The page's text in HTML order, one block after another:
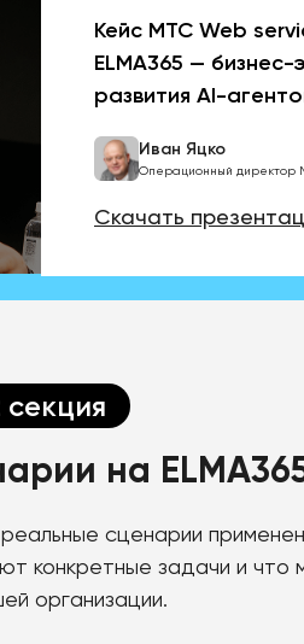
Кейс MТС Web
ELMA365 —
развития AI-
Иван Яцко
Операционный директор
Скачать
секция
на
сценарии
конкретные задачи и
организации.